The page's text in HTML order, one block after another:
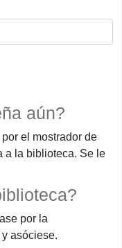
aún?
el mostrador de
a la biblioteca. Se le
por la
asóciese.